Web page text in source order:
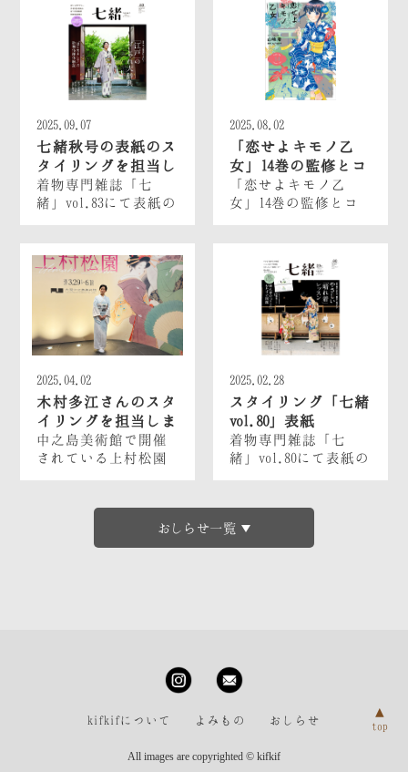
2025.09.07
七緒秋号の表紙のス
タイリングを担当し
ました。
着物専門雑誌「七
緒」vol.83にて表紙の
2025.08.02
「恋せよキモノ乙
女」14巻の監修とコ
ラムの執筆を担当し
ました。
「恋せよキモノ乙
女」14巻の監修とコ
2025.04.02
木村多江さんのスタ
イリングを担当しま
した。
中之島美術館で開催
されている上村松園
スタイリングと着付
を担当させていただ
きました。
2025.02.28
スタイリング「七緒
vol.80」表紙
着物専門雑誌「七
緒」vol.80にて表紙の
おしらせ一覧
▲
top
kifkifについて よみもの おしらせ
All images are copyrighted © kifkif